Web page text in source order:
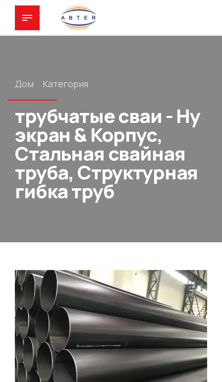
Дом Категория
трубчатые сваи - Ну
экран & Корпус,
Стальная свайная
труба, Структурная
гибка труб